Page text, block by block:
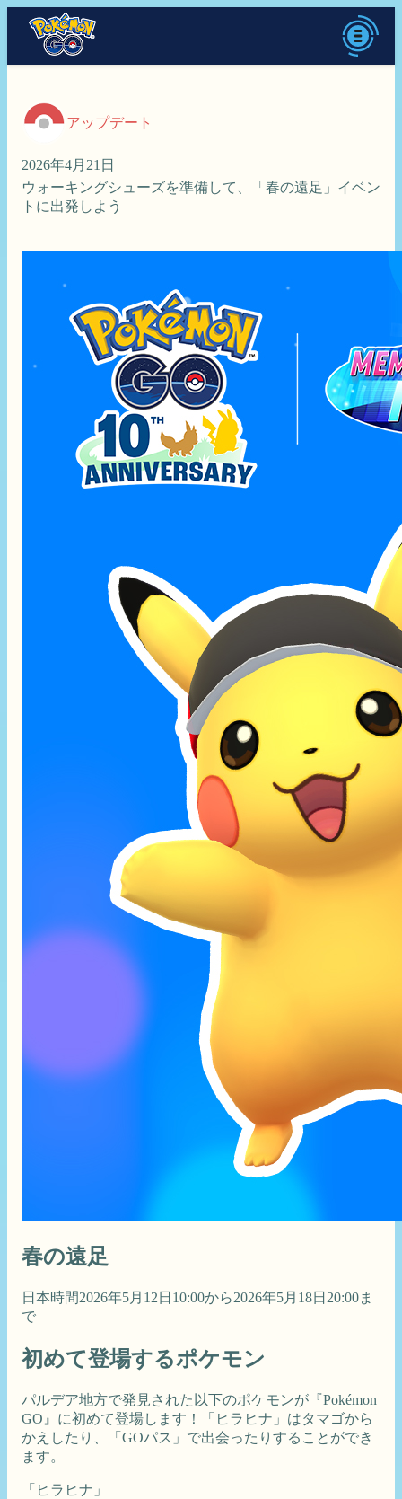
アップデート
2026年4月21日
ウォーキングシューズを準備して、「春の遠足」イベン
トに出発しよう
春の遠足
日本時間2026年5月12日10:00から2026年5月18日20:00ま
で
初めて登場するポケモン
パルデア地方で発見された以下のポケモンが『Pokémon
GO』に初めて登場します！「ヒラヒナ」はタマゴから
かえしたり、「GOパス」で出会ったりすることができ
ます。
「ヒラヒナ」